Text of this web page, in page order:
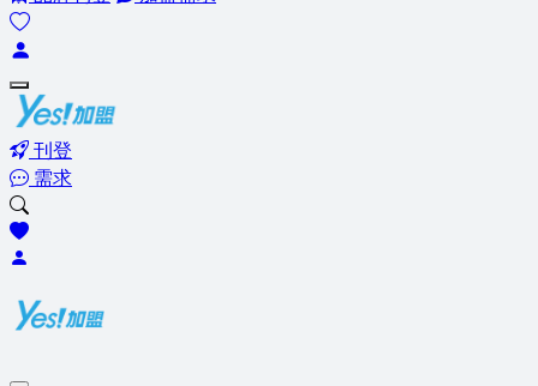
刊登
需求